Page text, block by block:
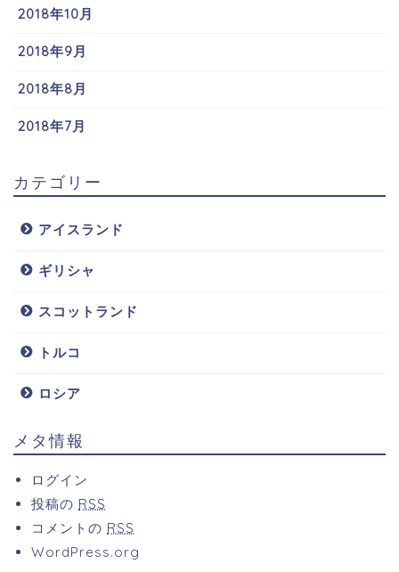
2018年10月
2018年9月
2018年8月
2018年7月
カテゴリー
アイスランド
ギリシャ
スコットランド
トルコ
ロシア
メタ情報
ログイン
投稿の RSS
コメントの RSS
WordPress.org